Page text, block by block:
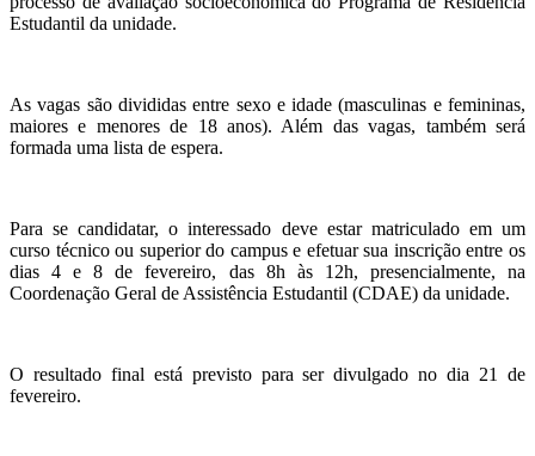
Estudantil da unidade.
As vagas são divididas entre sexo e idade (masculinas e femininas,
maiores e menores de 18 anos). Além das vagas, também será
formada uma lista de espera.
Para se candidatar, o interessado deve estar matriculado em um
curso técnico ou superior do campus e efetuar sua inscrição entre os
dias 4 e 8 de fevereiro, das 8h às 12h, presencialmente, na
Coordenação Geral de Assistência Estudantil (CDAE) da unidade.
O resultado final está previsto para ser divulgado no dia 21 de
fevereiro.